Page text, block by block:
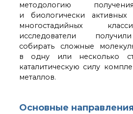
методологию
и биологически активных
многостадийных
исследователи
собирать сложные
в одну или несколько
каталитическую силу
металлов.
Основные направления